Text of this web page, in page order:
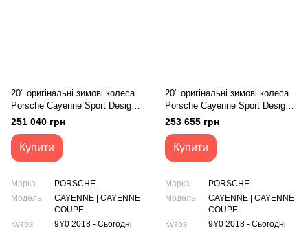
20" оригінальні зимові колеса
Porsche Cayenne Sport Design
(9Y0601025BB/9Y0601025BC)
251 040 грн
Купити
Марка
PORSCHE
Модель
CAYENNE | CAYENNE
COUPE
Кузов
9Y0 2018 - Сьогодні
20" оригінальні зимові колеса
Porsche Cayenne Sport Design
(9Y0.601.025D/9Y0.601.025E)
253 655 грн
Купити
Марка
PORSCHE
Модель
CAYENNE | CAYENNE
COUPE
Кузов
9Y0 2018 - Сьогодні